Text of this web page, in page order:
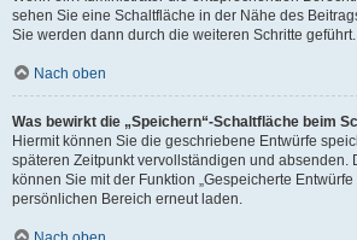
sehen Sie eine Schaltfläche in der Nähe des
Sie werden dann durch die weiteren Schritte geführt.
Nach oben
Was bewirkt die „Speichern“-Schaltfläche beim
Hiermit können Sie die geschriebene Entwürfe
späteren Zeitpunkt vervollständigen und absenden.
können Sie mit der Funktion „Gespeicherte
persönlichen Bereich erneut laden.